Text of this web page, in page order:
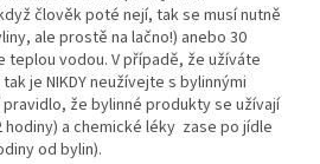
člověk poté nejí, tak se musí nutně
ale prostě na lačno!) anebo 30
teplou vodou. V případě, že užíváte
je NIKDY neužívejte s bylinnými
že bylinné produkty se užívají
a chemické léky zase po jídle
od bylin).